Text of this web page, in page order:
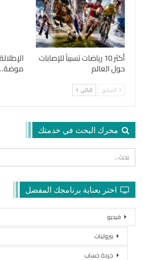
أكثر 10 رياضات تسبباً للإصابات
حول العالم
السابق التالي
محرك البحث في خدمتك
اختر بعناية برنامجك المفضل
فيديو
بيروتيات
جردة حساب